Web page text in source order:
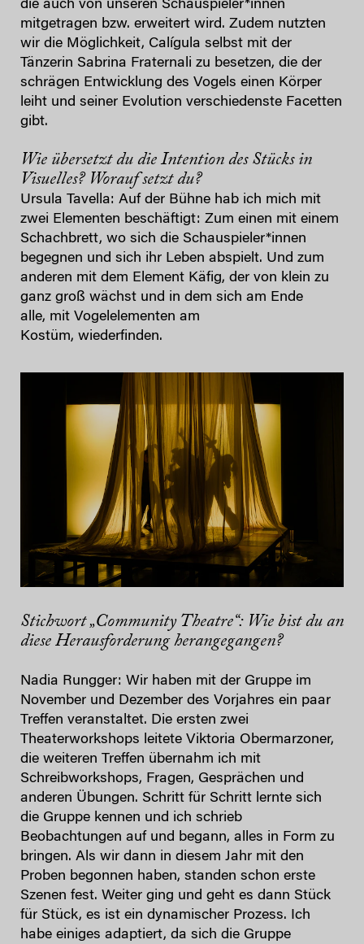
die auch von unseren Schauspieler*innen
mitgetragen bzw. erweitert wird. Zudem nutzten
wir die Möglichkeit, Calígula selbst mit der
Tänzerin Sabrina Fraternali zu besetzen, die der
schrägen Entwicklung des Vogels einen Körper
leiht und seiner Evolution verschiedenste Facetten
gibt.
Wie übersetzt du die Intention des Stücks in
Visuelles? Worauf setzt du?
Ursula Tavella: Auf der Bühne hab ich mich mit
zwei Elementen beschäftigt: Zum einen mit einem
Schachbrett, wo sich die Schauspieler*innen
begegnen und sich ihr Leben abspielt. Und zum
anderen mit dem Element Käfig, der von klein zu
ganz groß wächst und in dem sich am Ende
alle, mit Vogelelementen am
Kostüm, wiederfinden.
Stichwort „Community Theatre“: Wie bist du an
diese Herausforderung herangegangen?
Nadia Rungger: Wir haben mit der Gruppe im
November und Dezember des Vorjahres ein paar
Treffen veranstaltet. Die ersten zwei
Theaterworkshops leitete Viktoria Obermarzoner,
die weiteren Treffen übernahm ich mit
Schreibworkshops, Fragen, Gesprächen und
anderen Übungen. Schritt für Schritt lernte sich
die Gruppe kennen und ich schrieb
Beobachtungen auf und begann, alles in Form zu
bringen. Als wir dann in diesem Jahr mit den
Proben begonnen haben, standen schon erste
Szenen fest. Weiter ging und geht es dann Stück
für Stück, es ist ein dynamischer Prozess. Ich
habe einiges adaptiert, da sich die Gruppe